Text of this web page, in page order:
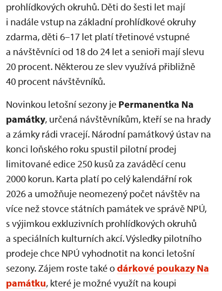
prohlídkových okruhů. Děti do šesti let mají
i nadále vstup na základní prohlídkové okruhy
zdarma, děti 6–17 let platí třetinové vstupné
a návštěvníci od 18 do 24 let a senioři mají slevu
20 procent. Některou ze slev využívá přibližně
40 procent návštěvníků.
Novinkou letošní sezony je Permanentka Na
památky, určená návštěvníkům, kteří se na hrady
a zámky rádi vracejí. Národní památkový ústav na
konci loňského roku spustil pilotní prodej
limitované edice 250 kusů za zaváděcí cenu
2000 korun. Karta platí po celý kalendářní rok
2026 a umožňuje neomezený počet návštěv na
více než stovce státních památek ve správě NPÚ,
s výjimkou exkluzivních prohlídkových okruhů
a speciálních kulturních akcí. Výsledky pilotního
prodeje chce NPÚ vyhodnotit na konci letošní
sezony. Zájem roste také odárkové poukazy Na
památku, které je možné využít na koupi